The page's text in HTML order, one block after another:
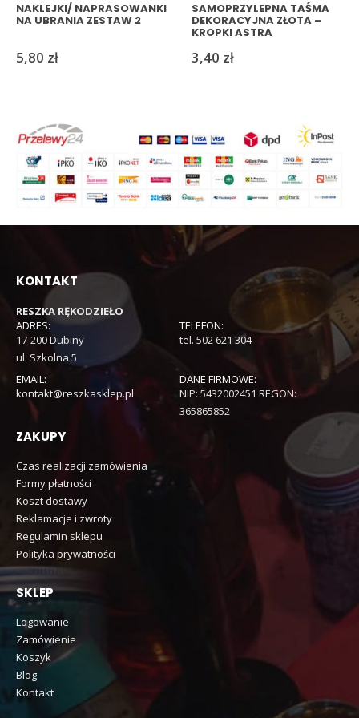
NAKLEJKI/ NAPRASOWANKI
NA UBRANIA ZESTAW 2
5,80 zł
SAMOPRZYLEPNA TAŚMA
DEKORACYJNA ZŁOTA –
KROPKI ASTRA
3,40 zł
KONTAKT
RESZKA RĘKODZIEŁO
ADRES:
17-200 Dubiny
ul. Szkolna 5
TELEFON:
tel. 502 621 304
EMAIL:
kontakt@reszkasklep.pl
DANE FIRMOWE:
NIP: 5432002451 REGON:
365865852
ZAKUPY
Czas realizacji zamówienia
Formy płatności
Koszt dostawy
Reklamacje i zwroty
Regulamin sklepu
Polityka prywatności
SKLEP
Logowanie
Zamówienie
Koszyk
Blog
Kontakt